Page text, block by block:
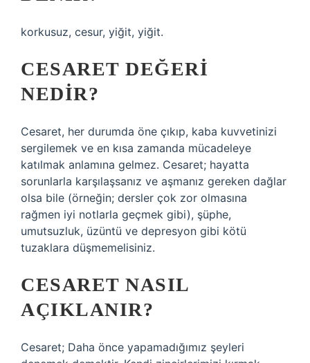
korkusuz, cesur, yiğit, yiğit.
CESARET DEĞERI
NEDIR?
Cesaret, her durumda öne çıkıp, kaba kuvvetinizi
sergilemek ve en kısa zamanda mücadeleye
katılmak anlamına gelmez. Cesaret; hayatta
sorunlarla karşılaşsanız ve aşmanız gereken dağlar
olsa bile (örneğin; dersler çok zor olmasına
rağmen iyi notlarla geçmek gibi), şüphe,
umutsuzluk, üzüntü ve depresyon gibi kötü
tuzaklara düşmemelisiniz.
CESARET NASIL
AÇIKLANIR?
Cesaret; Daha önce yapamadığımız şeyleri